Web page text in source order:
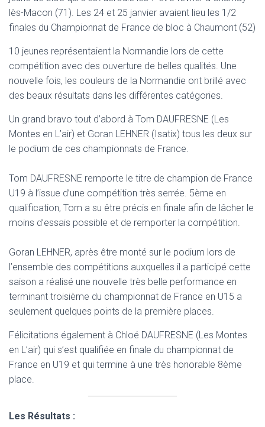
lès-Macon (71). Les 24 et 25 janvier avaient lieu les 1/2
finales du Championnat de France de bloc à Chaumont (52)
10 jeunes représentaient la Normandie lors de cette
compétition avec des ouverture de belles qualités. Une
nouvelle fois, les couleurs de la Normandie ont brillé avec
des beaux résultats dans les différentes catégories.
Un grand bravo tout d’abord à Tom DAUFRESNE (Les
Montes en L’air) et Goran LEHNER (Isatix) tous les deux sur
le podium de ces championnats de France.
Tom DAUFRESNE remporte le titre de champion de France
U19 à l’issue d’une compétition très serrée. 5ème en
qualification, Tom a su être précis en finale afin de lâcher le
moins d’essais possible et de remporter la compétition.
Goran LEHNER, après être monté sur le podium lors de
l’ensemble des compétitions auxquelles il a participé cette
saison a réalisé une nouvelle très belle performance en
terminant troisième du championnat de France en U15 a
seulement quelques points de la première places.
Félicitations également à Chloé DAUFRESNE (Les Montes
en L’air) qui s’est qualifiée en finale du championnat de
France en U19 et qui termine à une très honorable 8ème
place.
Les Résultats :